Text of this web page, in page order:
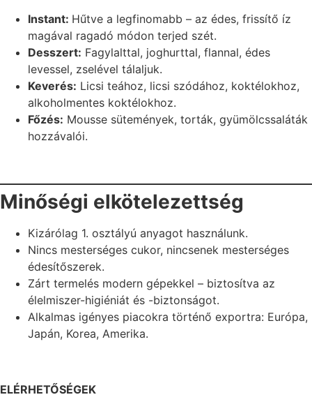
Instant: Hűtve a legfinomabb – az édes, frissítő íz
magával ragadó módon terjed szét.
Desszert: Fagylalttal, joghurttal, flannal, édes
levessel, zselével tálaljuk.
Keverés: Licsi teához, licsi szódához, koktélokhoz,
alkoholmentes koktélokhoz.
Főzés: Mousse sütemények, torták, gyümölcssaláták
hozzávalói.
Minőségi elkötelezettség
Kizárólag 1. osztályú anyagot használunk.
Nincs mesterséges cukor, nincsenek mesterséges
édesítőszerek.
Zárt termelés modern gépekkel – biztosítva az
élelmiszer-higiéniát és -biztonságot.
Alkalmas igényes piacokra történő exportra: Európa,
Japán, Korea, Amerika.
ELÉRHETŐSÉGEK